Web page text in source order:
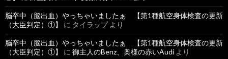
脳卒中（脳出血）やっちゃいましたぁ 【第1種航空身体検査の更新
（大臣判定）①】
に タイラップより
脳卒中（脳出血）やっちゃいましたぁ 【第1種航空身体検査の更新
（大臣判定）①】
に 御主人のBenz、奥様の赤いAudi より